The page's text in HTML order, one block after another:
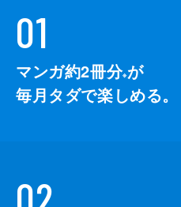
01
マンガ約2冊分※が
毎月タダで楽しめる。